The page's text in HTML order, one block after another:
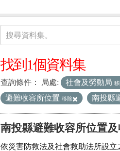
資料集
搜尋資料集。
找到1個資料集
查詢條件： 局處: 社會及勞動局
避難收容所位置 移除 南投縣
南投縣避難收容所位置
依災害防救法及社會救助法所設立